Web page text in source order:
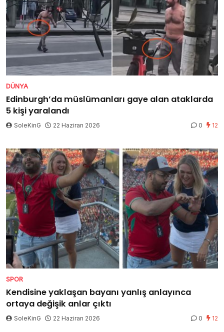
DÜNYA
Edinburgh’da müslümanları gaye alan ataklarda
5 kişi yaralandı
SoleKinG 22 Haziran 2026 0 12
SPOR
Kendisine yaklaşan bayanı yanlış anlayınca
ortaya değişik anlar çıktı
SoleKinG 22 Haziran 2026 0 12